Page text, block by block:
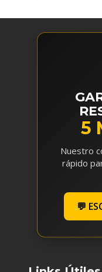
5
Nuestro
rápido
💬